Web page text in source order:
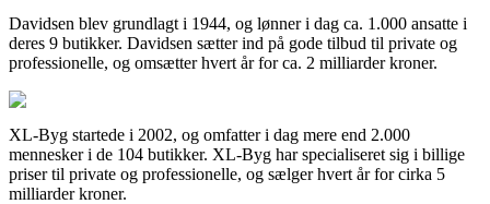
Davidsen blev grundlagt i 1944, og lønner i dag ca. 1.000 ansatte i
deres 9 butikker. Davidsen sætter ind på gode tilbud til private og
professionelle, og omsætter hvert år for ca. 2 milliarder kroner.
XL-Byg startede i 2002, og omfatter i dag mere end 2.000
mennesker i de 104 butikker. XL-Byg har specialiseret sig i billige
priser til private og professionelle, og sælger hvert år for cirka 5
milliarder kroner.